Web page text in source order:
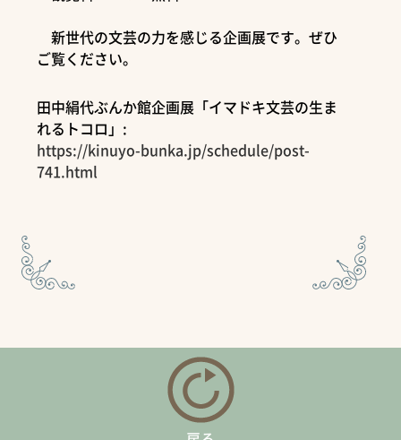
新世代の文芸の力を感じる企画展です。ぜひ
ご覧ください。
田中絹代ぶんか館企画展「イマドキ文芸の生ま
れるトコロ」:
https://kinuyo-bunka.jp/schedule/post-
741.html